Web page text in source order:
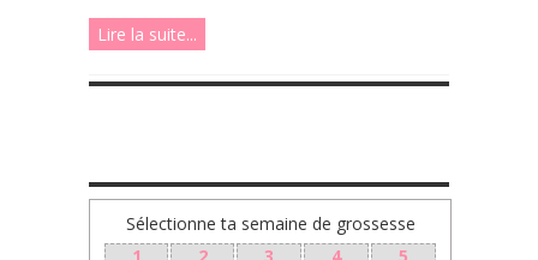
Lire la suite...
Sélectionne ta semaine de grossesse